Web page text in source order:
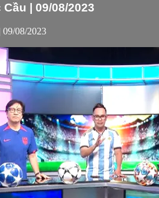
| 09/08/2023
08/2023